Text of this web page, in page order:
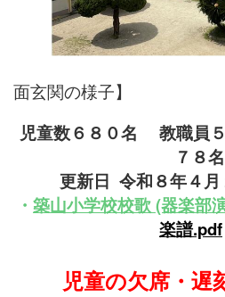
【北側
面玄関の様子】
児童数６８０名 教職員
７８名
更新日 令和８年４月
・ 築山小学校校歌 (器楽部
楽譜.pdf
児童の欠席・